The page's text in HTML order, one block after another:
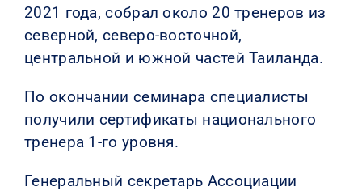
2021 года, собрал около 20 тренеров из
северной, северо-восточной,
центральной и южной частей Таиланда.
По окончании семинара специалисты
получили сертификаты национального
тренера 1-го уровня.
Генеральный секретарь Ассоциации